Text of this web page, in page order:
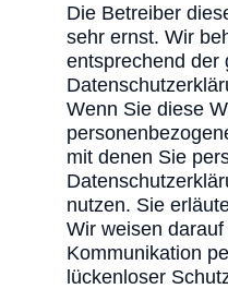
Die Betreiber
sehr ernst. Wir
entsprechend der
Wenn Sie diese
mit denen Sie
nutzen. Sie
Wir weisen
Kommunikation
lückenloser